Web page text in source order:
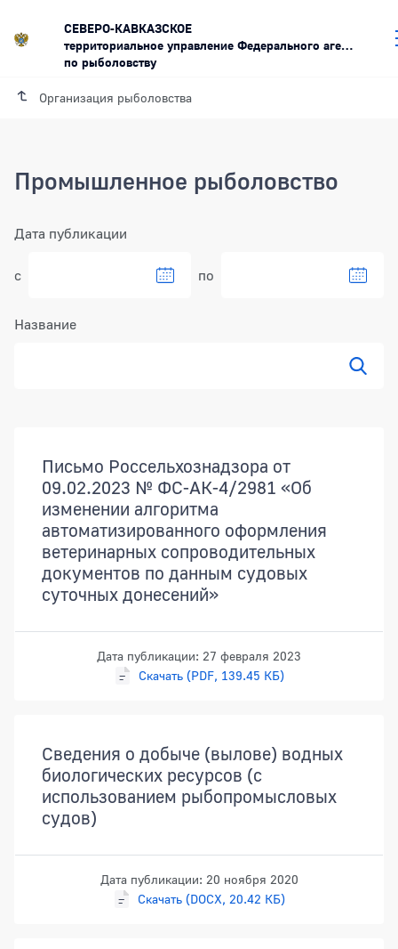
СЕВЕРО-КАВКАЗСКОЕ
территориальное управление Федерального агентства
по рыболовству
Организация рыболовства
Промышленное рыболовство
Дата публикации
с
Выбрать дату в календаре
по
Название
Письмо Россельхознадзора от
09.02.2023 № ФС-АК-4/2981 «Об
изменении алгоритма
автоматизированного оформления
ветеринарных сопроводительных
документов по данным судовых
суточных донесений»
Дата публикации: 27 февраля 2023
Скачать (PDF, 139.45 КБ)
Сведения о добыче (вылове) водных
биологических ресурсов (с
использованием рыбопромысловых
судов)
Дата публикации: 20 ноября 2020
Скачать (DOCX, 20.42 КБ)